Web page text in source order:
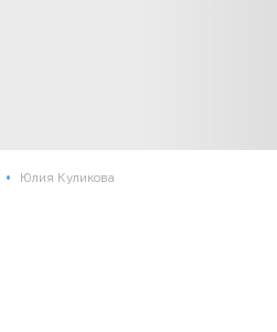
• Юлия Куликова